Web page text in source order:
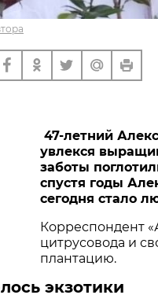
47-летний
увлекся
заботы
спустя годы
сегодня стало
Корреспондент
цитрусовода и
плантацию.
экзотики